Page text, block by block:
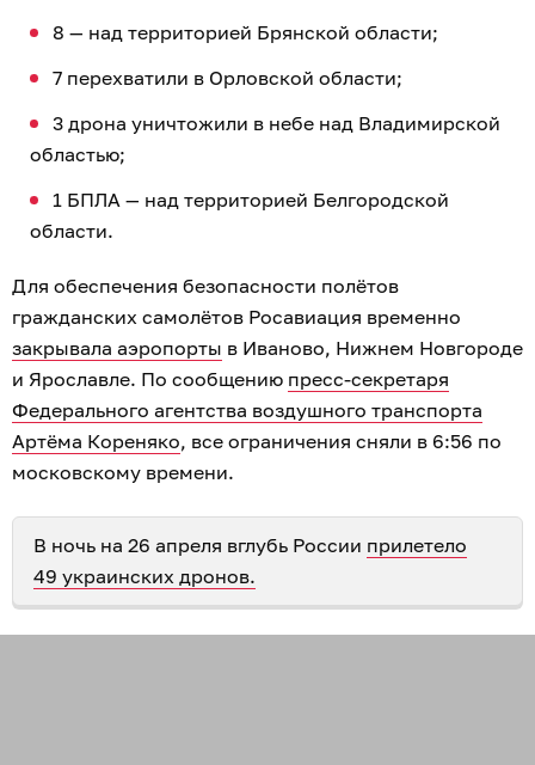
8 — над территорией Брянской области;
7 перехватили в Орловской области;
3 дрона уничтожили в небе над Владимирской
областью;
1 БПЛА — над территорией Белгородской
области.
Для обеспечения безопасности полётов
гражданских самолётов Росавиация временно
закрывала аэропорты в Иваново, Нижнем Новгороде
и Ярославле. По сообщению пресс-секретаря
Федерального агентства воздушного транспорта
Артёма Кореняко, все ограничения сняли в 6:56 по
московскому времени.
В ночь на 26 апреля вглубь России прилетело
49 украинских дронов.